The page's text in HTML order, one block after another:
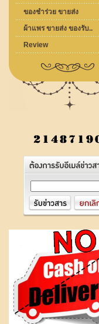
ของชำร่วย ขายส่ง
ผ้าแพร ขายส่ง ของรับ..
Review